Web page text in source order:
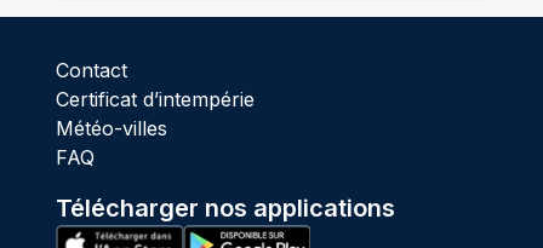
Contact
Certificat d’intempérie
Météo-villes
FAQ
Télécharger nos applications